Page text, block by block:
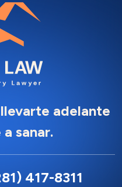
adelante
sanar.
417-8311